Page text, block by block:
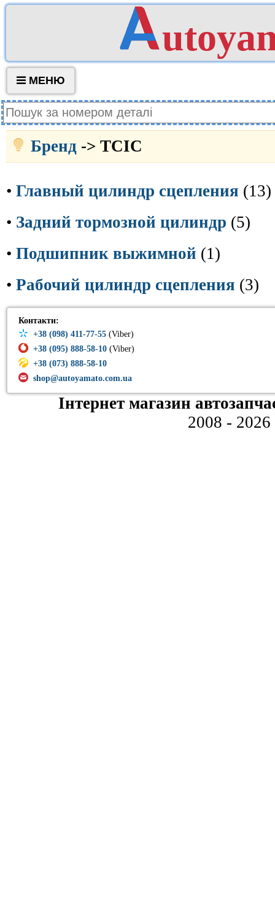
МЕНЮ
Бренд -> TCIC
• Главный цилиндр сцепления (13)
• Задний тормозной цилиндр (5)
• Подшипник выжимной (1)
• Рабочий цилиндр сцепления (3)
Контакти:
+38 (098) 411-77-55 (Viber)
+38 (095) 888-58-10 (Viber)
+38 (073) 888-58-10
shop@autoyamato.com.ua
Інтернет магазин
2008 - 2026